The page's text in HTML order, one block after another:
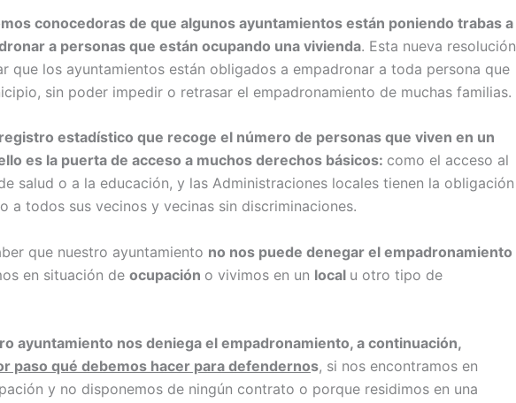
conocedoras de que algunos ayuntamientos están poniendo trabas a
a personas que están ocupando una vivienda. Esta nueva resolución
que los ayuntamientos están obligados a empadronar a toda persona que
sin poder impedir o retrasar el empadronamiento de muchas familias.
estadístico que recoge el número de personas que viven en un
es la puerta de acceso a muchos derechos básicos: como el acceso al
salud o a la educación, y las Administraciones locales tienen la obligación
a todos sus vecinos y vecinas sin discriminaciones.
que nuestro ayuntamiento no nos puede denegar el empadronamiento
en situación de ocupación o vivimos en un local u otro tipo de
ayuntamiento nos deniega el empadronamiento, a continuación,
paso qué debemos hacer para defendernos, si nos encontramos en
y no disponemos de ningún contrato o porque residimos en una